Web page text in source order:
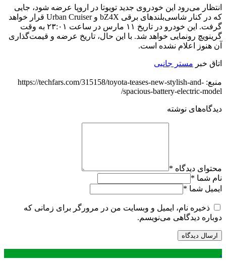
انتظار می‌رود این خودروی جدید تویوتا در اروپا عرضه شود، جایی
که در کنار شاسی‌بلندهای برقی bZ4X و Urban Cruiser قرار خواهد
گرفت. این خودرو در تاریخ ۱۱ مارس در ساعت ۲۳:۰۱ به وقت
گرینویچ رونمایی خواهد شد. با این حال، تاریخ عرضه و قیمت‌گذاری
آن هنوز اعلام نشده است.
اتاق خبر مستر جانبی
منبع: https://techfars.com/315158/toyota-teases-new-stylish-and-
spacious-battery-electric-model/
دیدگاه‌های نوشته
محتوای دیدگاه *
نام شما *
ایمیل شما *
ذخیره نام، ایمیل و وبسایت من در مرورگر برای زمانی که
دوباره دیدگاهی می‌نویسم.
.